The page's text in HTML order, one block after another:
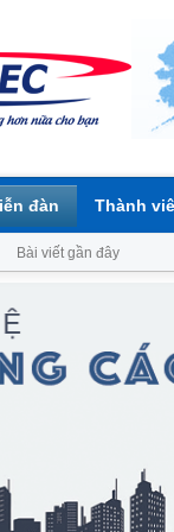
đàn
Bài viết gần đây
Thành